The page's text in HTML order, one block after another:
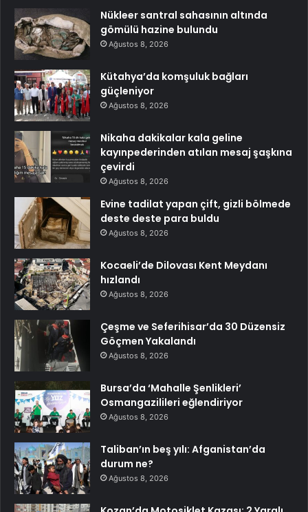
Nükleer santral sahasının altında
gömülü hazine bulundu
Ağustos 8, 2026
Kütahya’da komşuluk bağları
güçleniyor
Ağustos 8, 2026
Nikaha dakikalar kala geline
kayınpederinden atılan mesaj şaşkına
çevirdi
Ağustos 8, 2026
Evine tadilat yapan çift, gizli bölmede
deste deste para buldu
Ağustos 8, 2026
Kocaeli’de Dilovası Kent Meydanı
hızlandı
Ağustos 8, 2026
Çeşme ve Seferihisar’da 30 Düzensiz
Göçmen Yakalandı
Ağustos 8, 2026
Bursa’da ‘Mahalle Şenlikleri’
Osmangazilileri eğlendiriyor
Ağustos 8, 2026
Taliban’ın beş yılı: Afganistan’da
durum ne?
Ağustos 8, 2026